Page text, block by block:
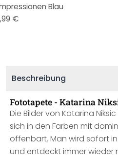
Blau
€
Beschreibung
Fototapete - Katarina
Die Bilder von Katarina
sich in den Farben mit
offenbart. Man wird sofort
und entdeckt immer wieder